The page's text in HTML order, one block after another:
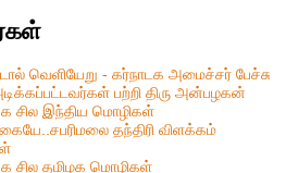
வெளியேறு - கர்நாடக அமைச்சர் பேச்சு
பற்றி திரு அன்பழகன்
சில இந்திய மொழிகள்
தந்திரி விளக்கம்
சில தமிழக மொழிகள்